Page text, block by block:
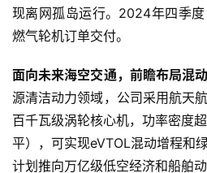
首
页
新
商
现离网孤岛运行。2024年四季
燃气轮机订单交付。
面向未来海空交通， 前瞻布局混
源清洁动力领域，公司采用航天
百千瓦级涡轮核心机，功率密度
平），可实现eVTOL混动增程和
计划推向万亿级低空经济和船舶动